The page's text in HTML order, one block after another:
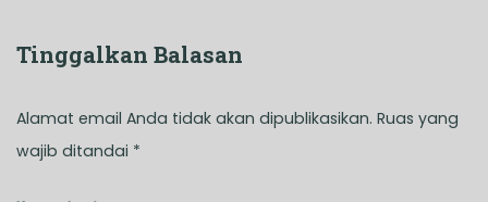
Tinggalkan Balasan
Alamat email Anda tidak akan dipublikasikan. Ruas yang
wajib ditandai *